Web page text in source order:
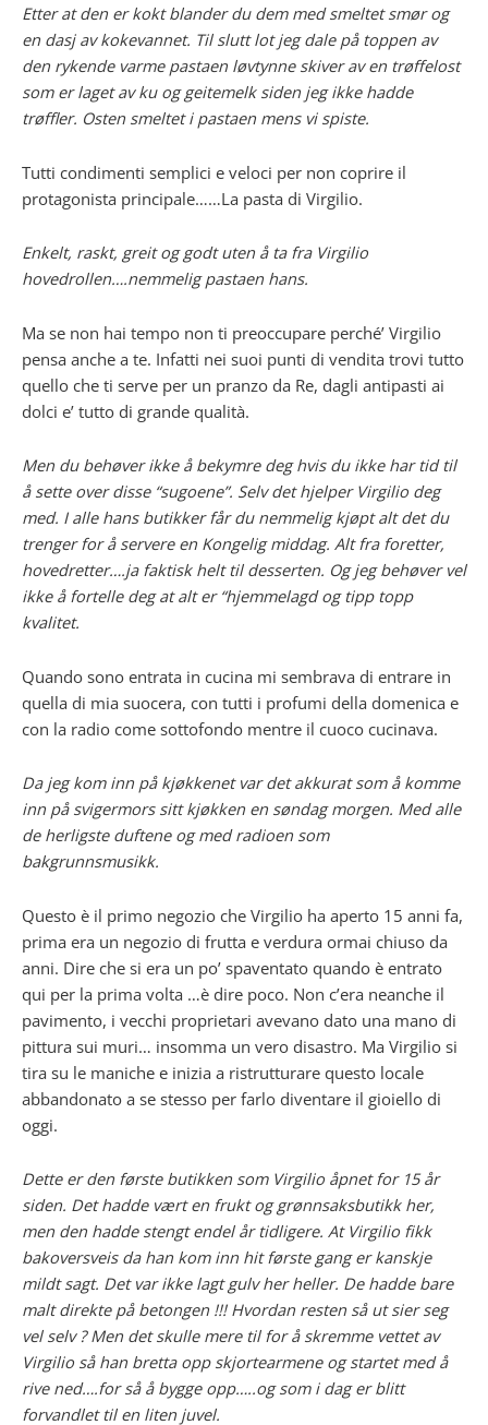
Etter at den er kokt blander du dem med smeltet smør og
en dasj av kokevannet. Til slutt lot jeg dale på toppen av
den rykende varme pastaen løvtynne skiver av en trøffelost
som er laget av ku og geitemelk siden jeg ikke hadde
trøffler. Osten smeltet i pastaen mens vi spiste.
Tutti condimenti semplici e veloci per non coprire il
protagonista principale……La pasta di Virgilio.
Enkelt, raskt, greit og godt uten å ta fra Virgilio
hovedrollen….nemmelig pastaen hans.
Ma se non hai tempo non ti preoccupare perché’ Virgilio
pensa anche a te. Infatti nei suoi punti di vendita trovi tutto
quello che ti serve per un pranzo da Re, dagli antipasti ai
dolci e’ tutto di grande qualità.
Men du behøver ikke å bekymre deg hvis du ikke har tid til
å sette over disse “sugoene”. Selv det hjelper Virgilio deg
med. I alle hans butikker får du nemmelig kjøpt alt det du
trenger for å servere en Kongelig middag. Alt fra foretter,
hovedretter….ja faktisk helt til desserten. Og jeg behøver vel
ikke å fortelle deg at alt er “hjemmelagd og tipp topp
kvalitet.
Quando sono entrata in cucina mi sembrava di entrare in
quella di mia suocera, con tutti i profumi della domenica e
con la radio come sottofondo mentre il cuoco cucinava.
Da jeg kom inn på kjøkkenet var det akkurat som å komme
inn på svigermors sitt kjøkken en søndag morgen. Med alle
de herligste duftene og med radioen som
bakgrunnsmusikk.
Questo è il primo negozio che Virgilio ha aperto 15 anni fa,
prima era un negozio di frutta e verdura ormai chiuso da
anni. Dire che si era un po’ spaventato quando è entrato
qui per la prima volta …è dire poco. Non c’era neanche il
pavimento, i vecchi proprietari avevano dato una mano di
pittura sui muri… insomma un vero disastro. Ma Virgilio si
tira su le maniche e inizia a ristrutturare questo locale
abbandonato a se stesso per farlo diventare il gioiello di
oggi.
Dette er den første butikken som Virgilio åpnet for 15 år
siden. Det hadde vært en frukt og grønnsaksbutikk her,
men den hadde stengt endel år tidligere. At Virgilio fikk
bakoversveis da han kom inn hit første gang er kanskje
mildt sagt. Det var ikke lagt gulv her heller. De hadde bare
malt direkte på betongen !!! Hvordan resten så ut sier seg
vel selv ? Men det skulle mere til for å skremme vettet av
Virgilio så han bretta opp skjortearmene og startet med å
rive ned….for så å bygge opp…..og som i dag er blitt
forvandlet til en liten juvel.